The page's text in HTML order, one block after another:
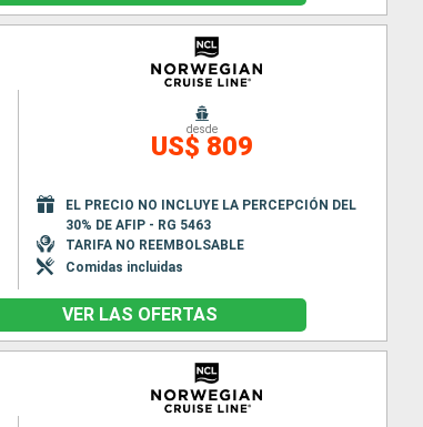
desde
US$ 809
EL PRECIO NO INCLUYE LA PERCEPCIÓN DEL
30% DE AFIP - RG 5463
TARIFA NO REEMBOLSABLE
Comidas incluidas
VER LAS OFERTAS